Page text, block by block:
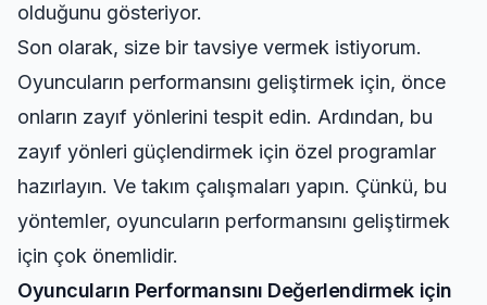
olduğunu gösteriyor.
Son olarak, size bir tavsiye vermek istiyorum.
Oyuncuların performansını geliştirmek için, önce
onların zayıf yönlerini tespit edin. Ardından, bu
zayıf yönleri güçlendirmek için özel programlar
hazırlayın. Ve takım çalışmaları yapın. Çünkü, bu
yöntemler, oyuncuların performansını geliştirmek
için çok önemlidir.
Oyuncuların Performansını Değerlendirmek için